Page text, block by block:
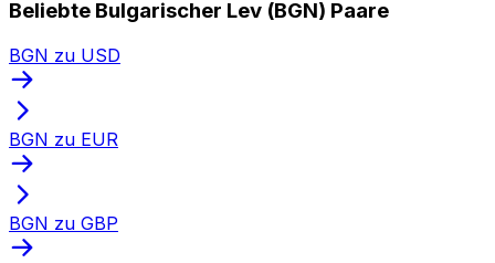
Beliebte Bulgarischer Lev (BGN) Paare
BGN zu USD
BGN zu EUR
BGN zu GBP